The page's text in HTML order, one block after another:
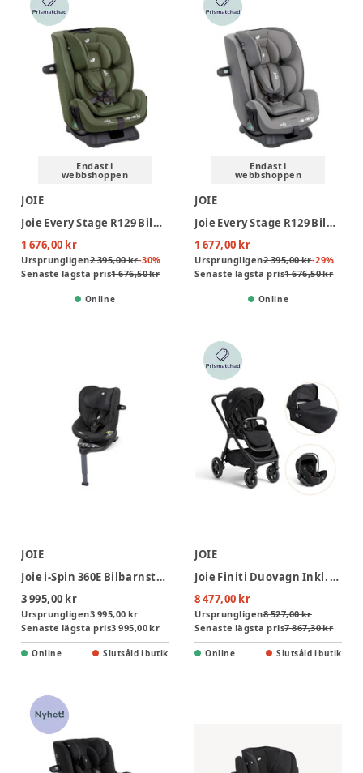
Endast i
webbshoppen
JOIE
Joie Every Stage R129 Bilbarnstol - Moss
1 676,00 kr
Ursprungligen2 395,00 kr-30%
Senaste lägsta pris1 676,50 kr
Online
Endast i
webbshoppen
JOIE
Joie Every Stage R129 Bilbarnstol - Cobble Stone
1 677,00 kr
Ursprungligen2 395,00 kr-29%
Senaste lägsta pris1 676,50 kr
Online
JOIE
Joie i-Spin 360E Bilbarnstol - Coal
3 995,00 kr
Ursprungligen3 995,00 kr
Senaste lägsta pris3 995,00 kr
Online Slutsåld i butik
JOIE
Joie Finiti Duovagn Inkl. I-Level Pro Babyskydd - Eclipse
8 477,00 kr
Ursprungligen8 527,00 kr
Senaste lägsta pris7 867,30 kr
Online Slutsåld i butik